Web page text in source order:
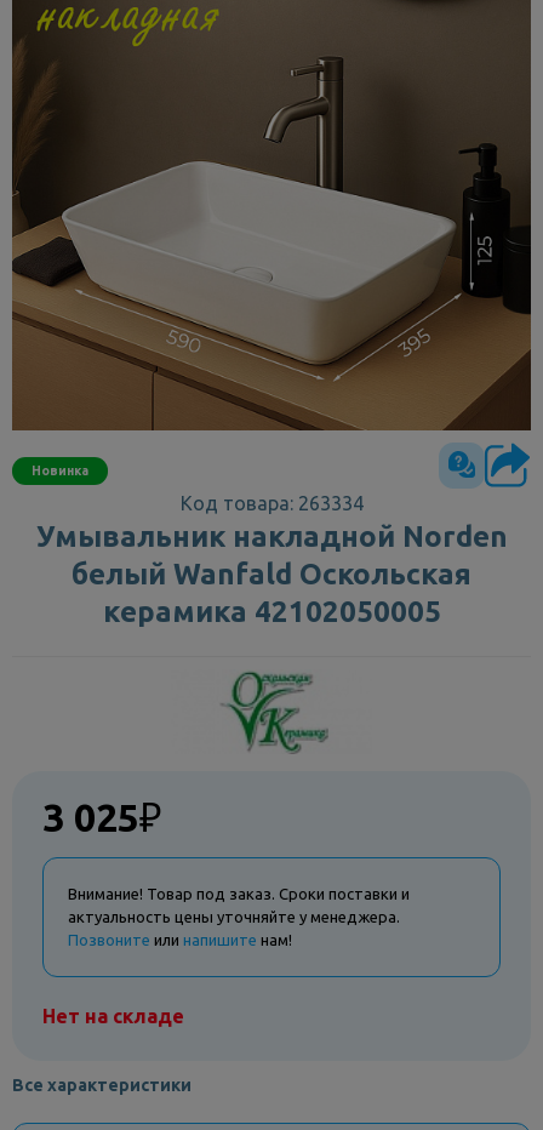
Новинка
Код товара: 263334
Умывальник накладной Norden
белый Wanfald Оскольская
керамика 42102050005
3 025₽
Внимание! Товар под заказ. Сроки поставки и
актуальность цены уточняйте у менеджера.
Позвоните или напишите нам!
Нет на складе
Все характеристики